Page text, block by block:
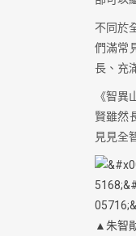
不同於
們滿常
長、充
《智
賢雖然
見見全
▲朱智